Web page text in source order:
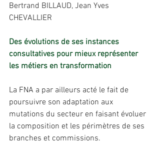
Bertrand BILLAUD, Jean Yves
CHEVALLIER
Des évolutions de ses instances
consultatives pour mieux représenter
les métiers en transformation
La FNA a par ailleurs acté le fait de
poursuivre son adaptation aux
mutations du secteur en faisant évoluer
la composition et les périmètres de ses
branches et commissions.